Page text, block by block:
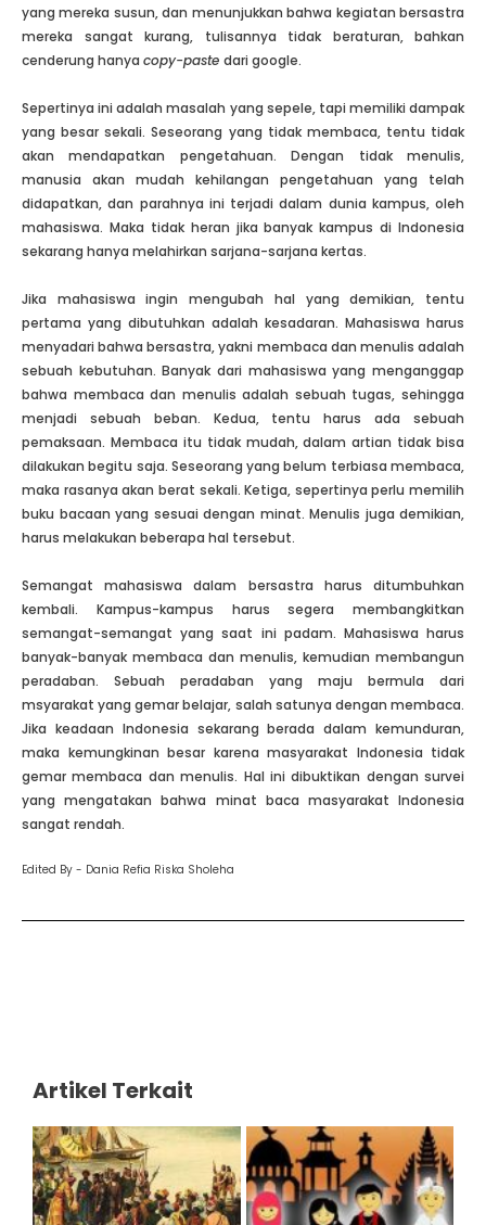
yang mereka susun, dan menunjukkan bahwa kegiatan bersastra
mereka sangat kurang, tulisannya tidak beraturan, bahkan
cenderung hanya copy-paste dari google.
Sepertinya ini adalah masalah yang sepele, tapi memiliki dampak
yang besar sekali. Seseorang yang tidak membaca, tentu tidak
akan mendapatkan pengetahuan. Dengan tidak menulis,
manusia akan mudah kehilangan pengetahuan yang telah
didapatkan, dan parahnya ini terjadi dalam dunia kampus, oleh
mahasiswa. Maka tidak heran jika banyak kampus di Indonesia
sekarang hanya melahirkan sarjana-sarjana kertas.
Jika mahasiswa ingin mengubah hal yang demikian, tentu
pertama yang dibutuhkan adalah kesadaran. Mahasiswa harus
menyadari bahwa bersastra, yakni membaca dan menulis adalah
sebuah kebutuhan. Banyak dari mahasiswa yang menganggap
bahwa membaca dan menulis adalah sebuah tugas, sehingga
menjadi sebuah beban. Kedua, tentu harus ada sebuah
pemaksaan. Membaca itu tidak mudah, dalam artian tidak bisa
dilakukan begitu saja. Seseorang yang belum terbiasa membaca,
maka rasanya akan berat sekali. Ketiga, sepertinya perlu memilih
buku bacaan yang sesuai dengan minat. Menulis juga demikian,
harus melakukan beberapa hal tersebut.
Semangat mahasiswa dalam bersastra harus ditumbuhkan
kembali. Kampus-kampus harus segera membangkitkan
semangat-semangat yang saat ini padam. Mahasiswa harus
banyak-banyak membaca dan menulis, kemudian membangun
peradaban. Sebuah peradaban yang maju bermula dari
msyarakat yang gemar belajar, salah satunya dengan membaca.
Jika keadaan Indonesia sekarang berada dalam kemunduran,
maka kemungkinan besar karena masyarakat Indonesia tidak
gemar membaca dan menulis. Hal ini dibuktikan dengan survei
yang mengatakan bahwa minat baca masyarakat Indonesia
sangat rendah.
Edited By - Dania Refia Riska Sholeha
Artikel Terkait